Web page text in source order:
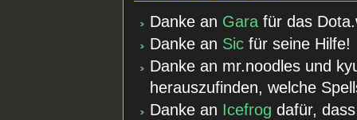
Danke an Gara für das
Danke an Sic für seine Hilfe!
Danke an mr.noodles und
herauszufinden, welche
Danke an Icefrog dafür,